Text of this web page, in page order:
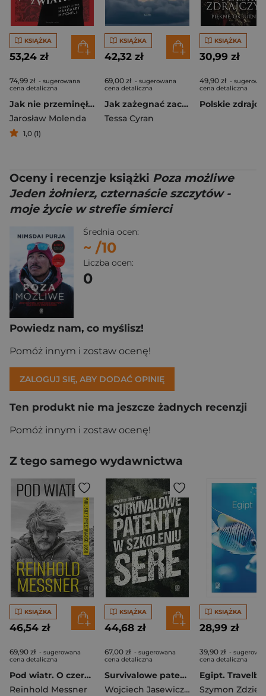
KSIĄŻKA
53,24 zł
74,99 zł - sugerowana
cena detaliczna
Jak nie przeminęło z wiatrem. Sekrety życia Margaret Mitchell
Jarosław Molenda
1,0 (1)
KSIĄŻKA
42,32 zł
69,00 zł - sugerowana
cena detaliczna
Jak zażegnać zaciemnienie
Tessa Cyran
KSIĄŻKA
30,99 zł
49,90 zł -
cena detaliczna
Oceny i recenzje książki Poza możliwe
Jeden żołnierz, czternaście szczytów -
moje życie w strefie śmierci
Średnia ocen:
~ /10
Liczba ocen:
0
Powiedz nam, co myślisz!
Pomóż innym i zostaw ocenę!
ZALOGUJ SIĘ, ABY DODAĆ OPINIĘ
Ten produkt nie ma jeszcze żadnych recenzji
Pomóż innym i zostaw ocenę!
Z tego samego wydawnictwa
KSIĄŻKA
46,54 zł
69,90 zł - sugerowana
cena detaliczna
Pod wiatr. O czerpaniu siły z przeciwności losu
Reinhold Messner
KSIĄŻKA
44,68 zł
67,00 zł - sugerowana
cena detaliczna
Survivalowe patenty w szkoleniu SERE
Wojciech Jasewicz
,Piotr Cyran
KSIĄŻKA
28,99 zł
39,90 zł -
cena detaliczna